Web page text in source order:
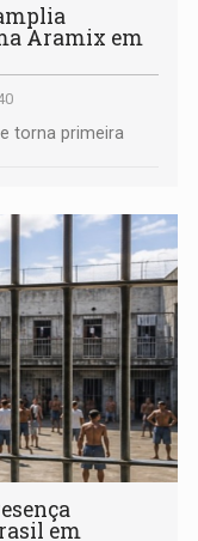
Aramix em
torna primeira
em